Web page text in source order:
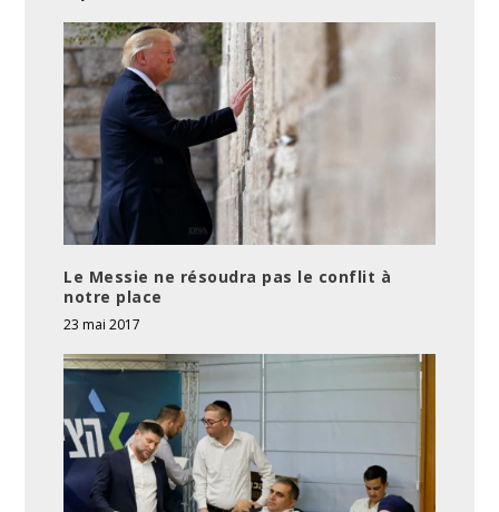
Le Messie ne résoudra pas le conflit à
notre place
23 mai 2017